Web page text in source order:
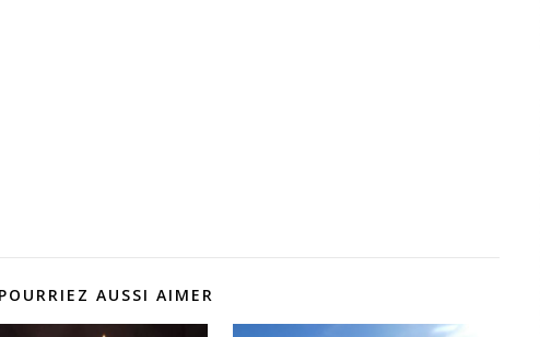
AUSSI AIMER